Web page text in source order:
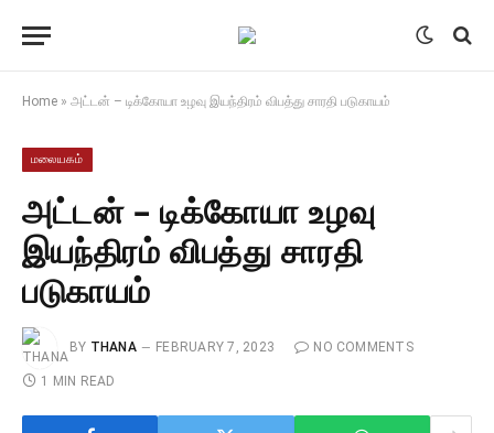
Home » அட்டன் – டிக்கோயா உழவு இயந்திரம் விபத்து சாரதி படுகாயம்
மலையகம்
அட்டன் – டிக்கோயா உழவு
இயந்திரம் விபத்து சாரதி
படுகாயம்
BY THANA FEBRUARY 7, 2023 NO COMMENTS
1 MIN READ